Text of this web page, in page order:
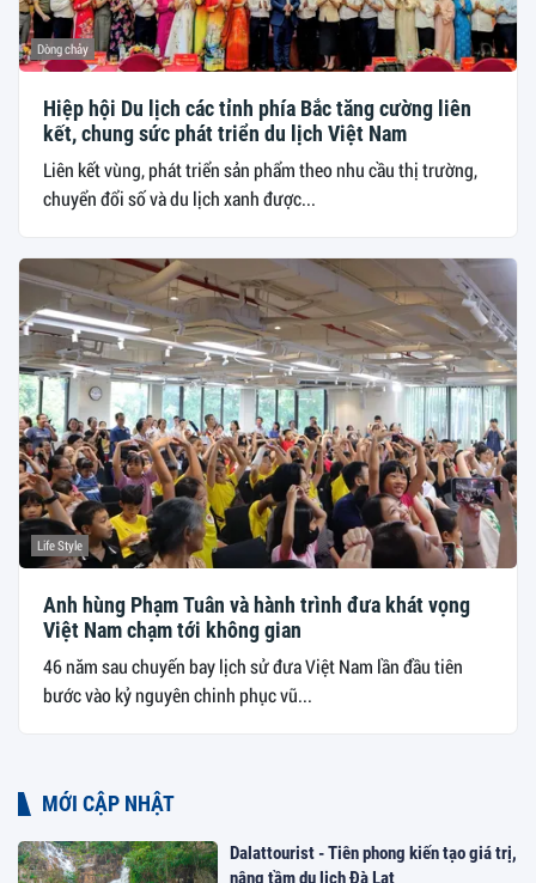
Dòng chảy
Hiệp hội Du lịch các tỉnh phía Bắc tăng cường liên
kết, chung sức phát triển du lịch Việt Nam
Liên kết vùng, phát triển sản phẩm theo nhu cầu thị trường,
chuyển đổi số và du lịch xanh được...
Life Style
Anh hùng Phạm Tuân và hành trình đưa khát vọng
Việt Nam chạm tới không gian
46 năm sau chuyến bay lịch sử đưa Việt Nam lần đầu tiên
bước vào kỷ nguyên chinh phục vũ...
MỚI CẬP NHẬT
Dalattourist - Tiên phong kiến tạo giá trị,
nâng tầm du lịch Đà Lạt